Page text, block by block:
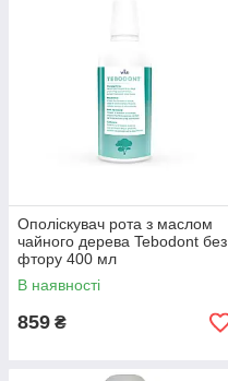
Ополіскувач рота з маслом
чайного дерева Tebodont без
фтору 400 мл
В наявності
859 ₴